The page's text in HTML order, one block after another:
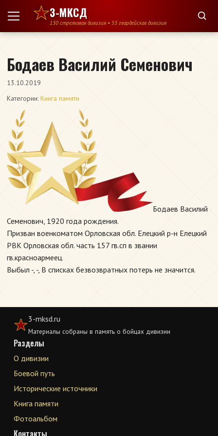
Перейти к содержимому
3-МКСД
130 стрелковая дивизия • 53 гвардейская дивизия
Бодаев Василий Семенович
13.10.2019
Категории: Книга памяти
Бодаев Василий
Семенович, 1920 года рождения.
Призван военкоматом Орловская обл. Елецкий р-н Елецкий
РВК Орловская обл. часть 157 гв.сп в звании
гв.красноармеец.
Выбыл -, -, В списках безвозвратных потерь не значится.
3-mksd.ru
Материалы собраны в память о бойцах дивизии
Разделы
О дивизии
Боевой путь
Исторические источники
Книга памяти
Фотоальбом
Контакты